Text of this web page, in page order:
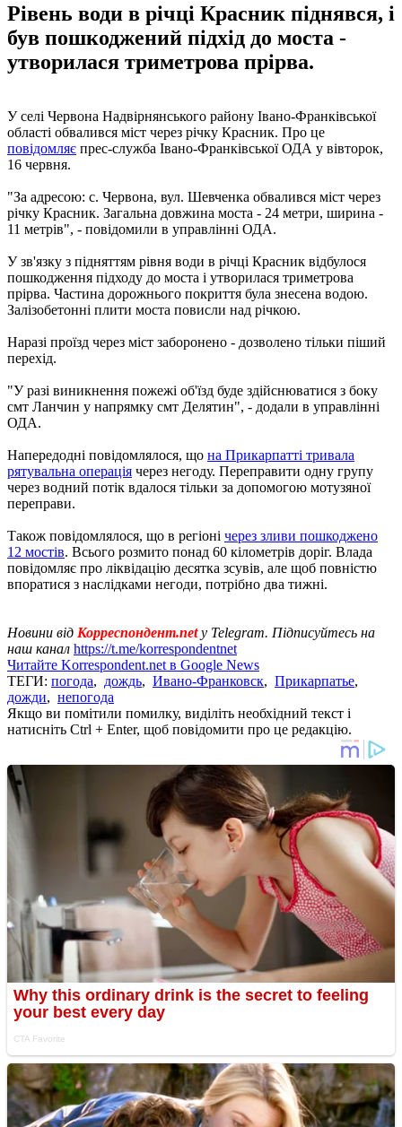
Рівень води в річці Красник піднявся, і
був пошкоджений підхід до моста -
утворилася триметрова прірва.
У селі Червона Надвірнянського району Івано-Франківської
області обвалився міст через річку Красник. Про це
повідомляє прес-служба Івано-Франківської ОДА у вівторок,
16 червня.
"За адресою: с. Червона, вул. Шевченка обвалився міст через
річку Красник. Загальна довжина моста - 24 метри, ширина -
11 метрів", - повідомили в управлінні ОДА.
У зв'язку з підняттям рівня води в річці Красник відбулося
пошкодження підходу до моста і утворилася триметрова
прірва. Частина дорожнього покриття була знесена водою.
Залізобетонні плити моста повисли над річкою.
Наразі проїзд через міст заборонено - дозволено тільки піший
перехід.
"У разі виникнення пожежі об'їзд буде здійснюватися з боку
смт Ланчин у напрямку смт Делятин", - додали в управлінні
ОДА.
Напередодні повідомлялося, що на Прикарпатті тривала
рятувальна операція через негоду. Переправити одну групу
через водний потік вдалося тільки за допомогою мотузяної
переправи.
Також повідомлялося, що в регіоні через зливи пошкоджено
12 мостів. Всього розмито понад 60 кілометрів доріг. Влада
повідомляє про ліквідацію десятка зсувів, але щоб повністю
впоратися з наслідками негоди, потрібно два тижні.
Новини від Корреспондент.net у Telegram. Підписуйтесь на
наш канал https://t.me/korrespondentnet
Читайте Korrespondent.net в Google News
ТЕГИ: погода, дождь, Ивано-Франковск, Прикарпатье,
дожди, непогода
Якщо ви помітили помилку, виділіть необхідний текст і
натисніть Ctrl + Enter, щоб повідомити про це редакцію.